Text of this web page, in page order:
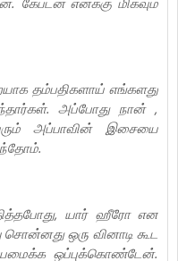
தம்பதிகளாய் எங்களது
அப்போது நான் ,
அப்பாவின் இசையை
யார் ஹீரோ என
ஒரு வினாடி கூட
ஒப்புக்கொண்டேன்.